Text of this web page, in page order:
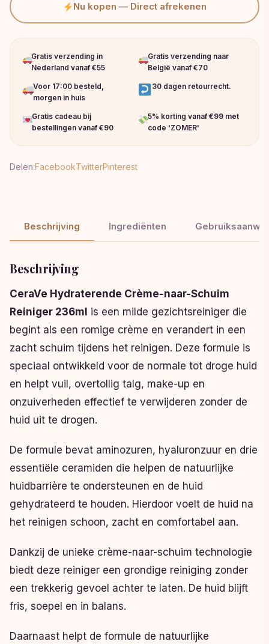
Nu kopen — Direct afrekenen
Gratis verzending in
Nederland vanaf €55
Gratis verzending naar
België vanaf €70
Voor 17:00 besteld,
morgen in huis
30 dagen retourrecht.
Gratis cadeau bij
bestellingen vanaf €90
5% korting vanaf €99 met
code 'ZOMER'
Delen:FacebookTwitterPinterest
Beschrijving Ingrediënten
Beschrijving
CeraVe Hydraterende Crème-naar-Schuim
Reiniger 236ml is een milde gezichtsreiniger die
begint als een romige crème en verandert in een
zacht schuim tijdens het reinigen. Deze formule is
speciaal ontwikkeld voor de normale tot droge huid
en helpt vuil, overtollig talg, make-up en
onzuiverheden effectief te verwijderen zonder de
huid uit te drogen.
De formule bevat aminozuren, hyaluronzuur en drie
essentiële ceramiden die helpen de natuurlijke
huidbarrière te ondersteunen en de huid
gehydrateerd te houden. Hierdoor voelt de huid na
het reinigen schoon, zacht en comfortabel aan.
Dankzij de unieke crème-naar-schuim technologie
biedt deze reiniger een grondige reiniging zonder
een trekkerig gevoel achter te laten. De huid blijft
fris, soepel en in balans.
Daarnaast helpt de formule de natuurlijke